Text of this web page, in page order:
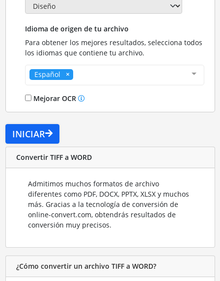
Idioma de origen de tu archivo
Para obtener los mejores resultados, selecciona todos
los idiomas que contiene tu archivo.
Español
Mejorar OCR
INICIAR
Convertir TIFF a WORD
Admitimos muchos formatos de archivo
diferentes como PDF, DOCX, PPTX, XLSX y muchos
más. Gracias a la tecnología de conversión de
online-convert.com, obtendrás resultados de
conversión muy precisos.
¿Cómo convertir un archivo TIFF a WORD?